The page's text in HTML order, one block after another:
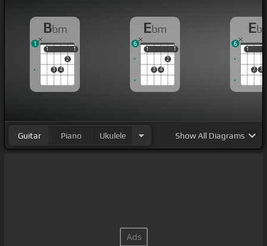
Bbm
1
3 4
2
1
1 1
1
Ebm
1
3 4
2
1
1 1
6
Eb
1
2 3
1
6
Guitar Piano Ukulele ShowAll Diagrams